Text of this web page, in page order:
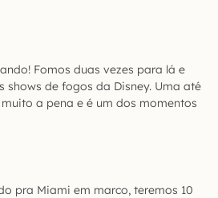
Fomos duas vezes para lá e
shows de fogos da Disney. Uma até
a pena e é um dos momentos
pra Miami em marco, teremos 10